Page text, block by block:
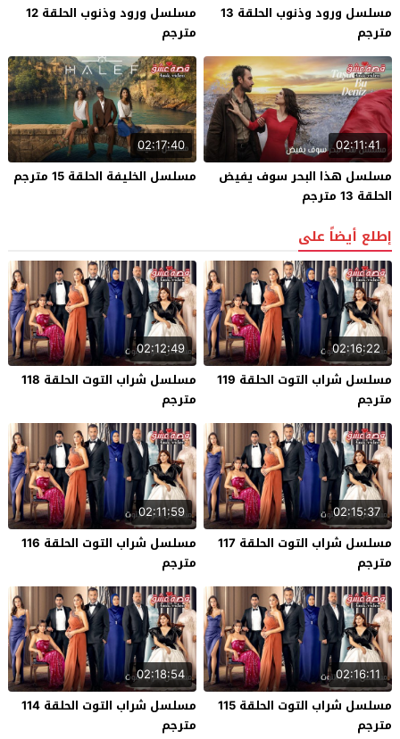
مسلسل ورود وذنوب الحلقة 13
مترجم
مسلسل ورود وذنوب الحلقة 12
مترجم
02:11:41
مسلسل هذا البحر سوف يفيض
الحلقة 13 مترجم
02:17:40
مسلسل الخليفة الحلقة 15 مترجم
إطلع أيضاً على
02:16:22
مسلسل شراب التوت الحلقة 119
مترجم
02:12:49
مسلسل شراب التوت الحلقة 118
مترجم
02:15:37
مسلسل شراب التوت الحلقة 117
مترجم
02:11:59
مسلسل شراب التوت الحلقة 116
مترجم
02:16:11
مسلسل شراب التوت الحلقة 115
مترجم
02:18:54
مسلسل شراب التوت الحلقة 114
مترجم